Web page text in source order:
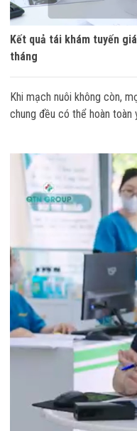
Kết quả tái khám tuyến
tháng
Khi mạch nuôi không còn,
chung đều có thể hoàn toàn